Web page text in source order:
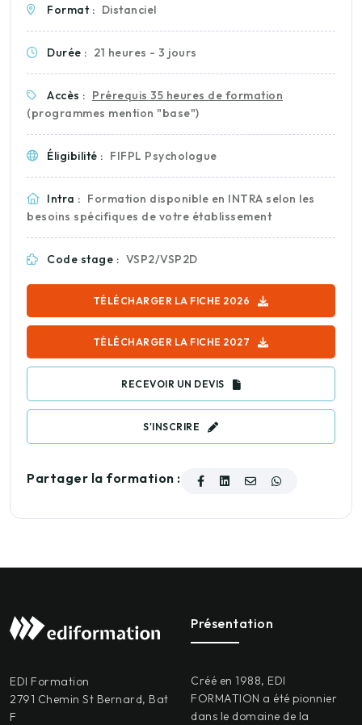
Format : Distanciel
Durée : 21 heures - 3 jours
Accès : Prérequis 35 heures de formation
(programmes mention "base")
Éligibilité : FIFPL Psychologue
Intra : Formation disponible en INTRA selon les
besoins spécifiques de votre établissement
Code stage : VSP2/VSP2D
TÉLÉCHARGER LA FICHE 2026
TÉLÉCHARGER LA FICHE 2027
RECEVOIR UN DEVIS
S'INSCRIRE
Partager la formation :
EDI Formation
2791 Chemin St Bernard, Bat
F
Présentation
Créé en 1988, EDI
FORMATION a été pionnier
dans le domaine de la